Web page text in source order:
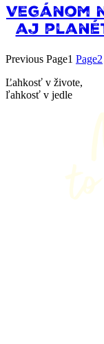
Vegánom
aj
Previous Page1 Page2
Ľahkosť v živote,
ľahkosť v jedle